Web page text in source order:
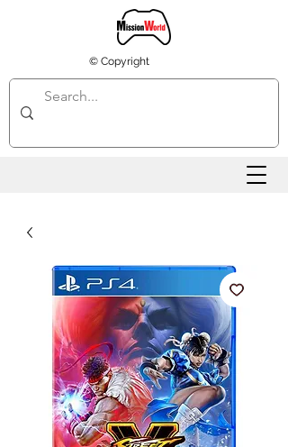
© Copyright